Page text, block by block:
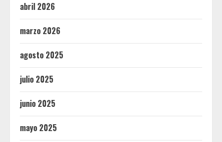
abril 2026
marzo 2026
agosto 2025
julio 2025
junio 2025
mayo 2025